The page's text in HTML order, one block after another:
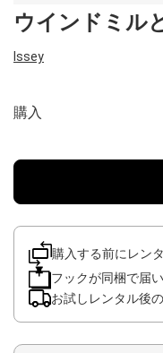
ウインドミル
Issey
購入
購入する前にレン
フックが同梱で届
お試しレンタル後